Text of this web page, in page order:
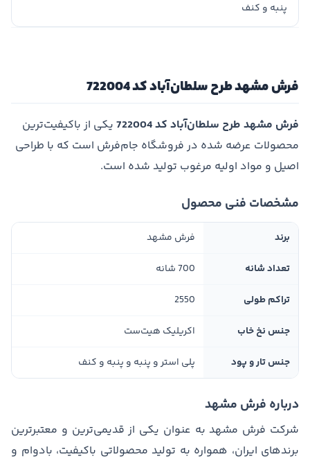
پنبه و کنف
فرش مشهد طرح سلطان‌آباد کد 722004
فرش مشهد طرح سلطان‌آباد کد 722004
یکی از باکیفیت‌ترین
محصولات عرضه شده در فروشگاه جام‌فرش است که با طراحی
اصیل و مواد اولیه مرغوب تولید شده است.
مشخصات فنی محصول
برند فرش مشهد
تعداد شانه 700 شانه
تراکم طولی 2550
جنس نخ خاب اکریلیک هیت‌ست
جنس تار و پود پلی استر و پنبه و پنبه و کنف
درباره فرش مشهد
شرکت فرش مشهد به عنوان یکی از قدیمی‌ترین و معتبرترین
برندهای ایران، همواره به تولید محصولاتی باکیفیت، بادوام و